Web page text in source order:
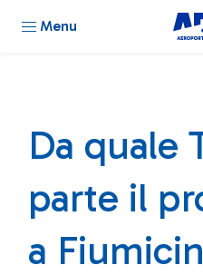
Menu
Da quale
parte il
a